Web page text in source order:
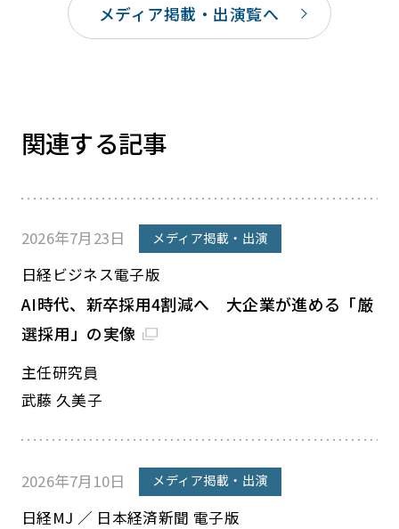
メディア掲載・出演覧へ
関連する記事
2026年7月23日 メディア掲載・出演
日経ビジネス電子版
AI時代、新卒採用4割減へ 大企業が進める「厳
選採用」の実像
主任研究員
武藤 久美子
2026年7月10日 メディア掲載・出演
日経MJ ／ 日本経済新聞 電子版